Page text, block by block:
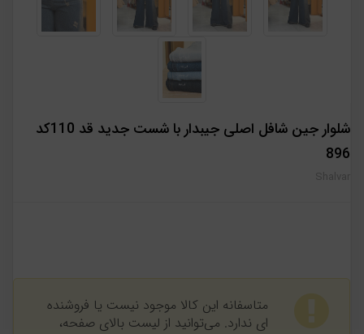
شلوار جین شافل اصلی جیبدار با شست جدید قد 110کد
896
متاسفانه این کالا موجود نیست یا فروشنده
ای ندارد. می‌توانید از لیست بالای صفحه،